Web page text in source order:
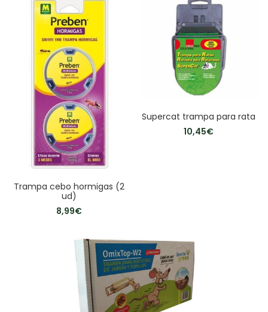
Trampa cebo hormigas (2
ud)
8,99€
Supercat trampa para rata
10,45€